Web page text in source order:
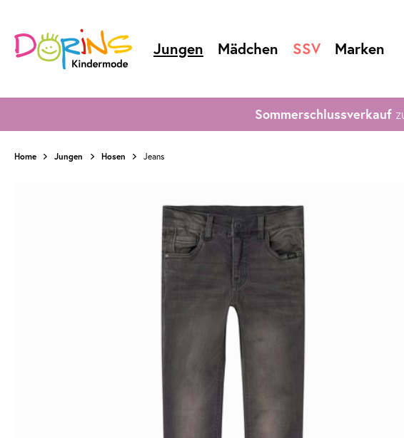
Jungen Mädchen SSV Marken
Sommerschlussverkauf
Home Jungen Hosen Jeans